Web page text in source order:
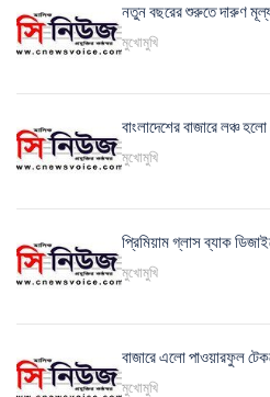
নতুন বছরের শুরুতে দারুণ
মুখোমুখি
বাংলাদেশের বাজারে লঞ্চ
মুখোমুখি
প্রিমিয়াম গ্লাস ব্যাক
মুখোমুখি
বাজারে এলো পাওয়ারফুল
মুখোমুখি